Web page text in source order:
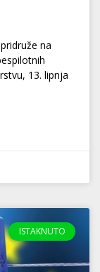
na
13. lipnja
ISTAKNUTO